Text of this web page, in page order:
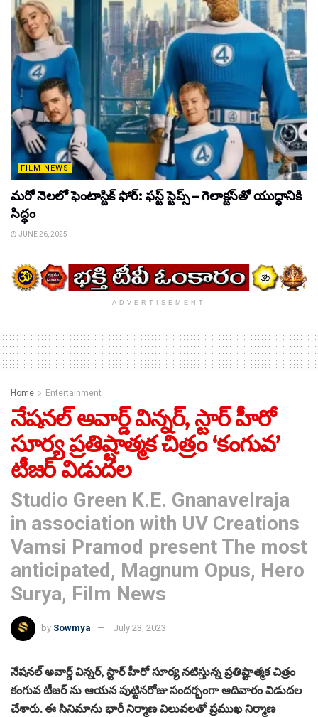
FILM NEWS
మరో నెలలో ఫెంటాస్టిక్ ఫోర్: ఫస్ట్ స్టెప్స్ – గెలాక్టస్‌తో యుద్ధానికి
సిద్ధం
JUNE 26, 2025
ADVERTISEMENT
Home Entertainment
నేషనల్ అవార్డ్ విన్నర్, స్టార్ హీరో
సూర్య ప్రతిష్టాత్మక చిత్రం ‘కంగువ’
టీజర్ విడుదల
Studio Green K.E. Gnanavelraja
in association with UV Creations
Vamsi Pramod present The most
anticipated, Magnum Opus, Hero
Surya, Film News
by Sowmya July 23, 2023
నేషనల్ అవార్డ్ విన్నర్, స్టార్ హీరో సూర్య నటిస్తున్న ప్రతిష్టాత్మక చిత్రం
కంగువ టీజర్ ను ఆయన పుట్టినరోజు సందర్భంగా ఆదివారం విడుదల
చేశారు. ఈ సినిమాను భారీ నిర్మాణ విలువలతో ప్రముఖ నిర్మాణ